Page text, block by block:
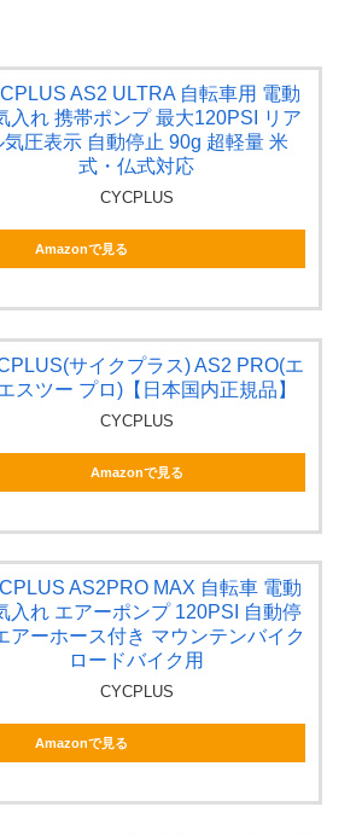
AS2 ULTRA 自転車用 電動
入れ 携帯ポンプ 最大120PSI リア
気圧表示 自動停止 90g 超軽量 米
式・仏式対応
CYCPLUS
Amazonで見る
サイクプラス) AS2 PRO(エ
スツー プロ)【日本国内正規品】
CYCPLUS
Amazonで見る
AS2PRO MAX 自転車 電動
入れ エアーポンプ 120PSI 自動停
アーホース付き マウンテンバイク
ロードバイク用
CYCPLUS
Amazonで見る